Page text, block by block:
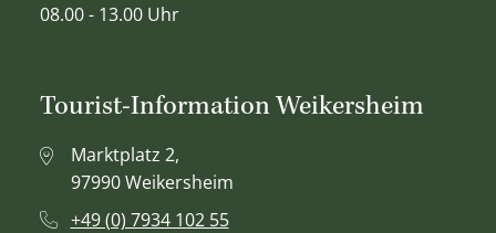
08.00 - 13.00 Uhr
Tourist-Information Weikersheim
Marktplatz 2,
97990 Weikersheim
+49 (0) 7934 102 55